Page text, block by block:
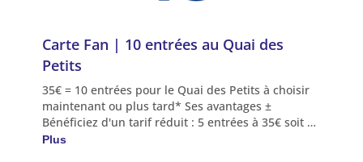
Carte Fan | 10 entrées au Quai des
Petits
35€ = 10 entrées pour le Quai des Petits à choisir
maintenant ou plus tard* Ses avantages ±
Bénéficiez d'un tarif réduit : 5 entrées à 35€ soit 3
entrées gratuites Plusieurs visiteurs peuvent
Plus